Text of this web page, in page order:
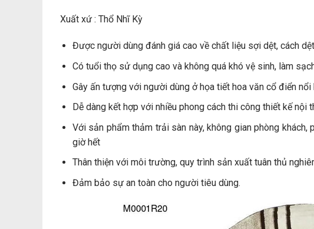
Xuất xứ : Thổ Nhĩ Kỳ
Được người dùng đánh giá cao về chất liệu sợi dệt, cách
Có tuổi thọ sử dụng cao và không quá khó vệ sinh, làm
Gây ấn tượng với người dùng ở họa tiết hoa văn cổ điển
Dễ dàng kết hợp với nhiều phong cách thi công thiết kế nội
Với sản phẩm thảm trải sàn này, không gian phòng
giờ hết
Thân thiện với môi trường, quy trình sản xuất tuân thủ
Đảm bảo sự an toàn cho người tiêu dùng.